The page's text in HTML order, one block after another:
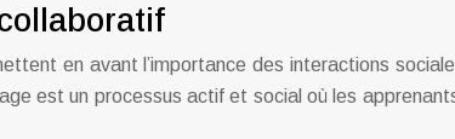
en avant l’importance des interactions
est un processus actif et social où les